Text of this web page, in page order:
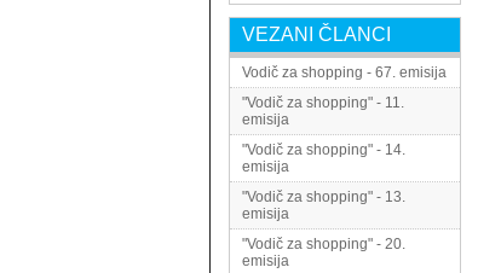
VEZANI ČLANCI
Vodič za shopping - 67. emisija
"Vodič za shopping" - 11.
emisija
"Vodič za shopping" - 14.
emisija
"Vodič za shopping" - 13.
emisija
"Vodič za shopping" - 20.
emisija